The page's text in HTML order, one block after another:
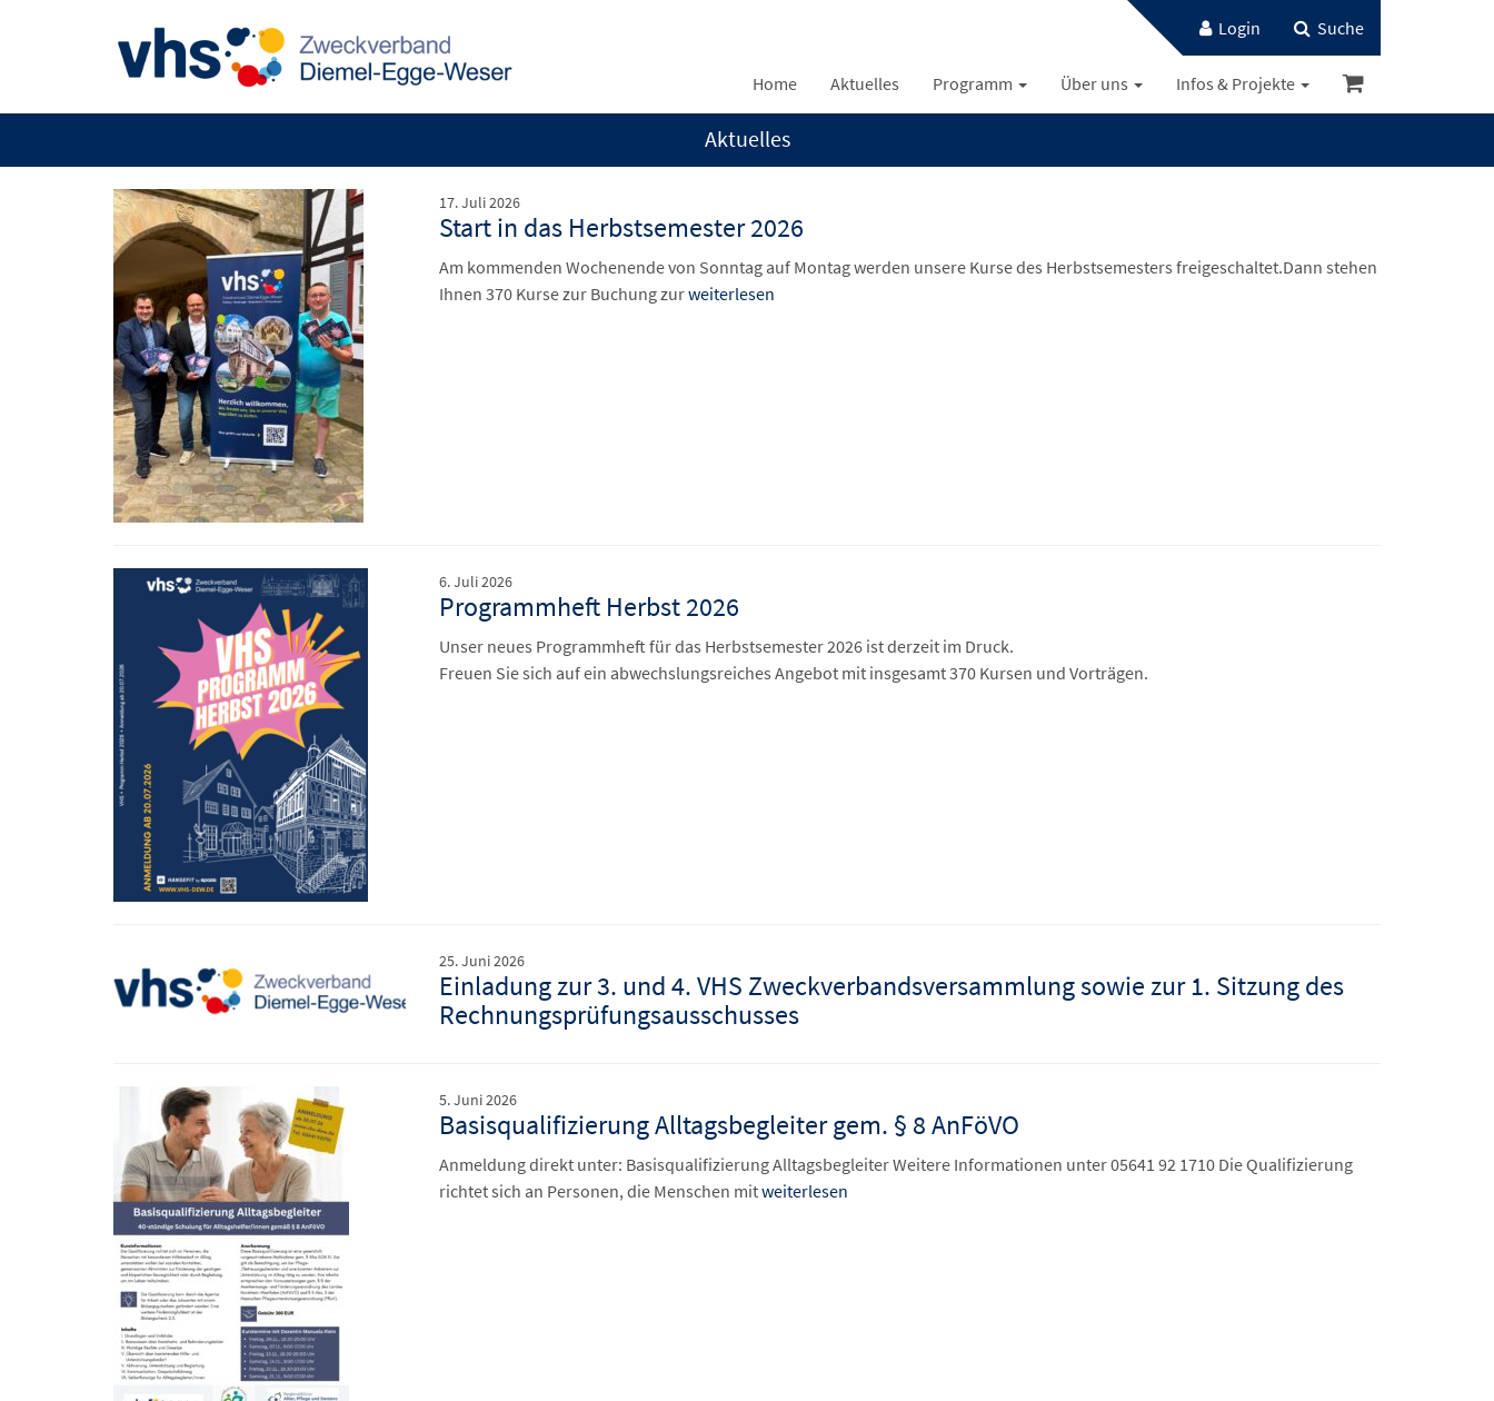
Login Suche
Home Aktuelles Programm Über uns Infos & Projekte
Aktuelles
17. Juli 2026
Start in das Herbstsemester 2026
Am kommenden Wochenende von Sonntag auf Montag werden unsere Kurse des Herbstsemesters freigeschaltet.Dann stehen
Ihnen 370 Kurse zur Buchung zurweiterlesen
6. Juli 2026
Programmheft Herbst 2026
Unser neues Programmheft für das Herbstsemester 2026 ist derzeit im Druck.
Freuen Sie sich auf ein abwechslungsreiches Angebot mit insgesamt 370 Kursen und Vorträgen.
25. Juni 2026
Einladung zur 3. und 4. VHS Zweckverbandsversammlung sowie zur 1. Sitzung des
Rechnungsprüfungsausschusses
5. Juni 2026
Basisqualifizierung Alltagsbegleiter gem. § 8 AnFöVO
Anmeldung direkt unter: Basisqualifizierung Alltagsbegleiter Weitere Informationen unter 05641 92 1710 Die Qualifizierung
richtet sich an Personen, die Menschen mitweiterlesen